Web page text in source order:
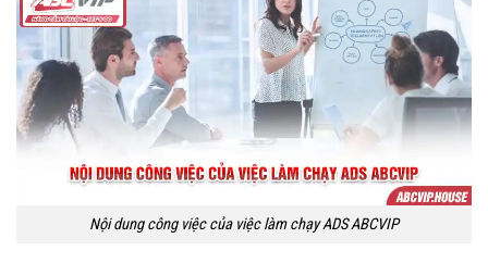
Nội dung công việc của việc làm chạy ADS ABCVIP